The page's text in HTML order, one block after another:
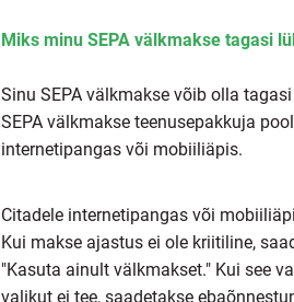
Miks minu SEPA välkmakse tagasi
Sinu SEPA välkmakse võib olla
SEPA välkmakse teenusepakkuja
internetipangas või mobiiliäpis.
Citadele internetipangas või
Kui makse ajastus ei ole kriitiline,
"Kasuta ainult välkmakset." Kui see
valikut ei tee, saadetakse